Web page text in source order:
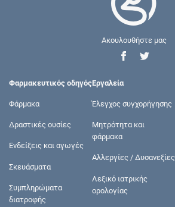
Ακουλουθήστε μας
Φαρμακευτικός οδηγός
Φάρμακα
Δραστικές ουσίες
Ενδείξεις και αγωγές
Σκευάσματα
Συμπληρώματα
διατροφής
Εργαλεία
Έλεγχος συγχορήγησης
Μητρότητα και
φάρμακα
Αλλεργίες / Δυσανεξίες
Λεξικό ιατρικής
ορολογίας